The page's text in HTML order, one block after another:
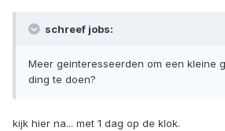
schreef jobs:
Meer geinteresseerden om een kleine
ding te doen?
kijk hier na... met 1 dag op de klok.